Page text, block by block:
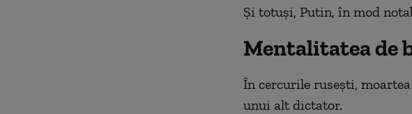
Și totuși, Putin, în mod
Mentalitatea de
În cercurile rusești,
unui alt dictator.